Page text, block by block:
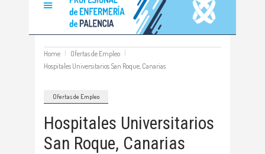
Home
Ofertas de Empleo
Hospitales Universitarios San Roque, Canarias
Ofertas de Empleo
Hospitales Universitarios
San Roque, Canarias